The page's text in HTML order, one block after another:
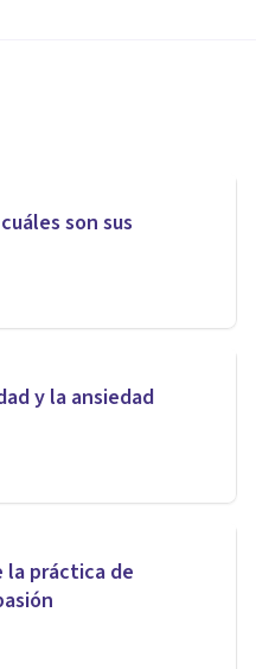
son sus
y la ansiedad
la práctica de